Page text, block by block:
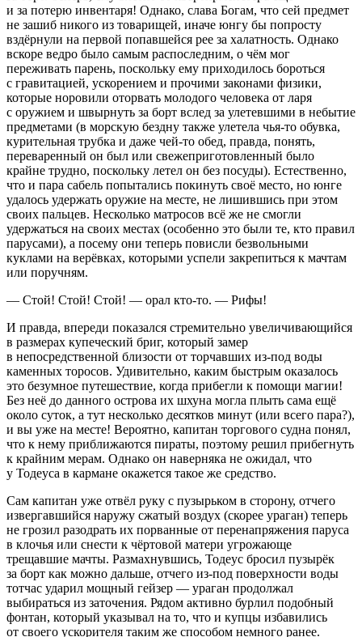
и за потерю инвентаря! Однако, слава Богам, что сей предмет
не зашиб никого из товарищей, иначе юнгу бы попросту
вздёрнули на первой попавшейся рее за халатность. Однако
вскоре ведро было самым распоследним, о чём мог
переживать парень, поскольку ему приходилось бороться
с гравитацией, ускорением и прочими законами физики,
которые норовили оторвать молодого человека от ларя
с оружием и швырнуть за борт вслед за улетевшими в небытие
предметами (в морскую бездну также улетела чья-то обувка,
курительная трубка и даже чей-то обед, правда, понять,
переваренный он был или свежеприготовленный было
крайне трудно, поскольку летел он без посуды). Естественно,
что и пара сабель попытались покинуть своё место, но юнге
удалось удержать оружие на месте, не лишившись при этом
своих пальцев. Несколько матросов всё же не смогли
удержаться на своих местах (особенно это были те, кто правил
парусами), а посему они теперь повисли безвольными
куклами на верёвках, которыми успели закрепиться к мачтам
или поручням.
— Стой! Стой! Стой! — орал кто-то. — Рифы!
И правда, впереди показался стремительно увеличивающийся
в размерах купеческий бриг, который замер
в непосредственной близости от торчавших из-под воды
каменных торосов. Удивительно, каким быстрым оказалось
это безумное путешествие, когда прибегли к помощи магии!
Без неё до данного острова их шхуна могла плыть сама ещё
около суток, а тут несколько десятков минут (или всего пара?),
и вы уже на месте! Вероятно, капитан торгового судна понял,
что к нему приближаются пираты, поэтому решил прибегнуть
к крайним мерам. Однако он наверняка не ожидал, что
у Тодеуса в кармане окажется такое же средство.
Сам капитан уже отвёл руку с пузырьком в сторону, отчего
извергавшийся наружу сжатый воздух (скорее ураган) теперь
не грозил разодрать их порванные от перенапряжения паруса
в клочья или снести к чёртовой матери угрожающе
трещавшие мачты. Размахнувшись, Тодеус бросил пузырёк
за борт как можно дальше, отчего из-под поверхности воды
тотчас ударил мощный гейзер — ураган продолжал
выбираться из заточения. Рядом активно бурлил подобный
фонтан, который указывал на то, что и купцы избавились
от своего ускорителя таким же способом немного ранее.